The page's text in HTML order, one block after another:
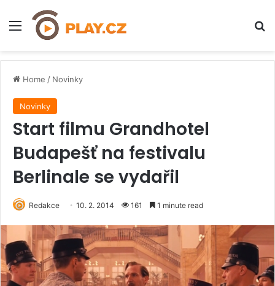
Menu
Home / Novinky
Novinky
Start filmu Grandhotel
Budapešť na festivalu
Berlinale se vydařil
Redakce 10. 2. 2014 161 1 minute read